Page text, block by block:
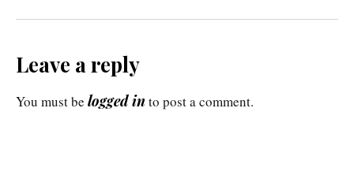
Leave a reply
You must be logged in to post a comment.